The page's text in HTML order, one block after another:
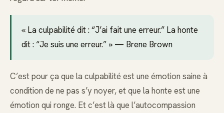
« La culpabilité dit : “J’ai fait une erreur.” La honte
dit : “Je suis une erreur.” » — Brene Brown
C’est pour ça que la culpabilité est une émotion saine à
condition de ne pas s’y noyer, et que la honte est une
émotion qui ronge. Et c’est là que l’autocompassion